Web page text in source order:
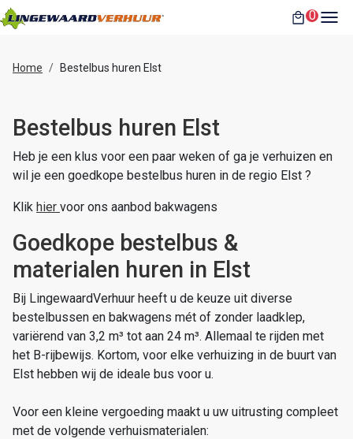
0
Home Bestelbus huren Elst
Bestelbus huren Elst
Heb je een klus voor een paar weken of ga je verhuizen en
wil je een goedkope bestelbus huren in de regio Elst ?
Klik hier voor ons aanbod bakwagens
Goedkope bestelbus &
materialen huren in Elst
Bij LingewaardVerhuur heeft u de keuze uit diverse
bestelbussen en bakwagens mét of zonder laadklep,
variërend van 3,2 m³ tot aan 24 m³. Allemaal te rijden met
het B-rijbewijs. Kortom, voor elke verhuizing in de buurt van
Elst hebben wij de ideale bus voor u.
Voor een kleine vergoeding maakt u uw uitrusting compleet
met de volgende verhuismaterialen: